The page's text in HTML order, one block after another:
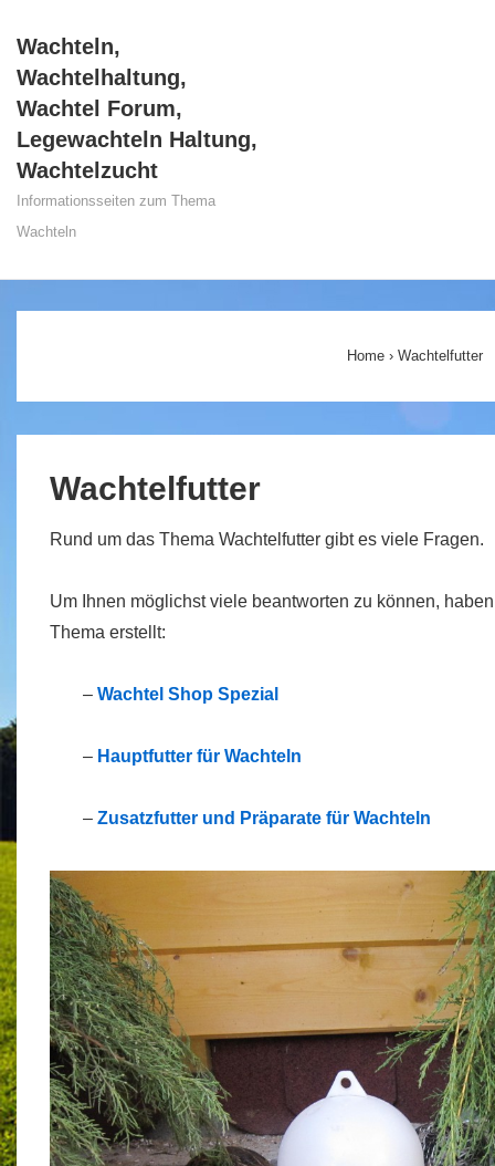
Zum
Inhalt
Wachteln,
Wachtelhaltung,
Wachtel Forum,
Legewachteln Haltung,
Wachtelzucht
Informationsseiten zum Thema
Wachteln
Home › Wachtelfutter
Wachtelfutter
Rund um das Thema Wachtelfutter gibt es viele Fragen.
Um Ihnen möglichst viele beantworten zu können,
Thema erstellt:
– Wachtel Shop Spezial
– Hauptfutter für Wachteln
– Zusatzfutter und Präparate für Wachteln